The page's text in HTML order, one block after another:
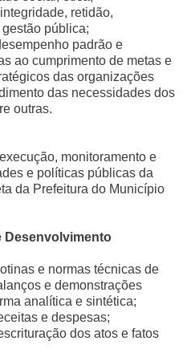
retidão,
pública;
padrão e
ao cumprimento de metas e
das organizações
das necessidades dos
outras.
monitoramento e
e políticas públicas da
da Prefeitura do Município
Desenvolvimento
e normas técnicas de
e demonstrações
analítica e sintética;
e despesas;
dos atos e fatos